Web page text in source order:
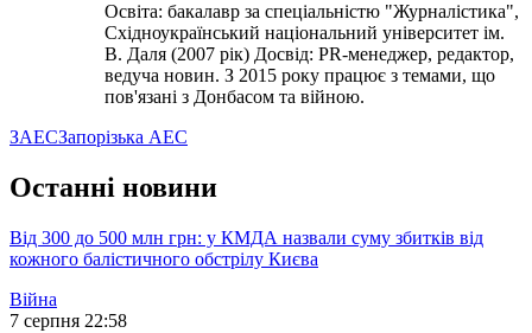
Освіта: бакалавр за спеціальністю "Журналістика",
Східноукраїнський національний університет ім.
В. Даля (2007 рік) Досвід: PR-менеджер, редактор,
ведуча новин. З 2015 року працює з темами, що
пов'язані з Донбасом та війною.
ЗАЕСЗапорізька АЕС
Останні новини
Від 300 до 500 млн грн: у КМДА назвали суму збитків від
кожного балістичного обстрілу Києва
Війна
7 серпня 22:58